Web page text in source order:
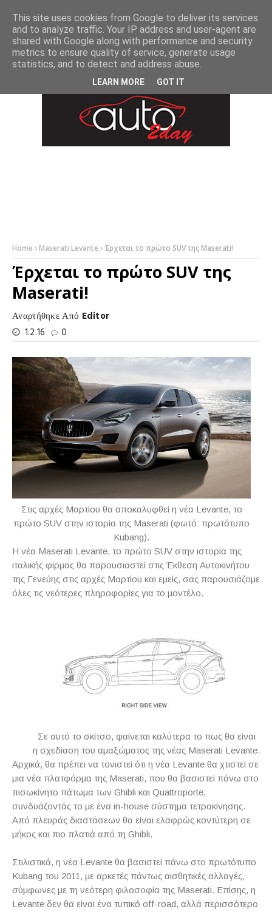
Home Maserati Levante Έρχεται το πρώτο SUV της Maserati!
Έρχεται το πρώτο SUV της
Maserati!
Αναρτήθηκε Από Editor
1.2.16
0
Στις αρχές Μαρτίου θα αποκαλυφθεί η νέα Levante, το
πρώτο SUV στην ιστορία της Maserati (φωτό: πρωτότυπο
Kubang).
Η νέα Maserati Levante, το πρώτο SUV στην ιστορία της
ιταλικής φίρμας θα παρουσιαστεί στις Έκθεση Αυτοκινήτου
της Γενεύης στις αρχές Μαρτίου και εμείς, σας παρουσιάζομε
όλες τις νεότερες πληροφορίες για το μοντέλο.
Σε αυτό το σκίτσο, φαίνεται καλύτερα το πως θα είναι
η σχεδίαση του αμαξώματος της νέας Maserati Levante.
Αρχικά, θα πρέπει να τονιστεί ότι η νέα Levante θα χτιστεί σε
μια νέα πλατφόρμα της Maserati, που θα βασιστεί πάνω στο
πισωκίνητο πάτωμα των Ghibli και Quattroporte,
συνδυάζοντάς το με ένα in-house σύστημα τετρακίνησης.
Από πλευράς διαστάσεων θα είναι ελαφρώς κοντύτερη σε
μήκος και πιο πλατιά από τη Ghibli.
Στιλιστικά, η νέα Levante θα βασιστεί πάνω στο πρωτότυπο
Kubang του 2011, με αρκετές πάντως αισθητικές αλλαγές,
σύμφωνες με τη νεότερη φιλοσοφία της Maserati. Επίσης, η
Levante δεν θα είναι ένα τυπικό off-road, αλλά περισσότερο
This site uses cookies from Google to deliver its services
and to analyze traffic. Your IP address and user-agent are
shared with Google along with performance and security
metrics to ensure quality of service, generate usage
statistics, and to detect and address abuse.
LEARN MORE GOT IT